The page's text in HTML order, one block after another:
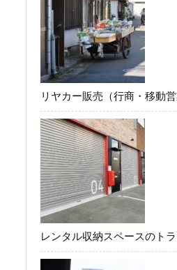
リヤカー販売（行商・移動営
レンタル収納スペースのト